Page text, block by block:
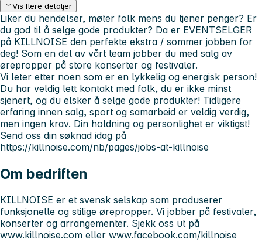
Vis flere detaljer
Liker du hendelser, møter folk mens du tjener penger? Er
du god til å selge gode produkter? Da er EVENTSELGER
på KILLNOISE den perfekte ekstra / sommer jobben for
deg! Som en del av vårt team jobber du med salg av
ørepropper på store konserter og festivaler.
Vi leter etter noen som er en lykkelig og energisk person!
Du har veldig lett kontakt med folk, du er ikke minst
sjenert, og du elsker å selge gode produkter! Tidligere
erfaring innen salg, sport og samarbeid er veldig verdig,
men ingen krav. Din holdning og personlighet er viktigst!
Send oss din søknad idag på
https://killnoise.com/nb/pages/jobs-at-killnoise
Om bedriften
KILLNOISE er et svensk selskap som produserer
funksjonelle og stilige ørepropper. Vi jobber på festivaler,
konserter og arrangementer. Sjekk oss ut på
www.killnoise.com eller www.facebook.com/killnoise